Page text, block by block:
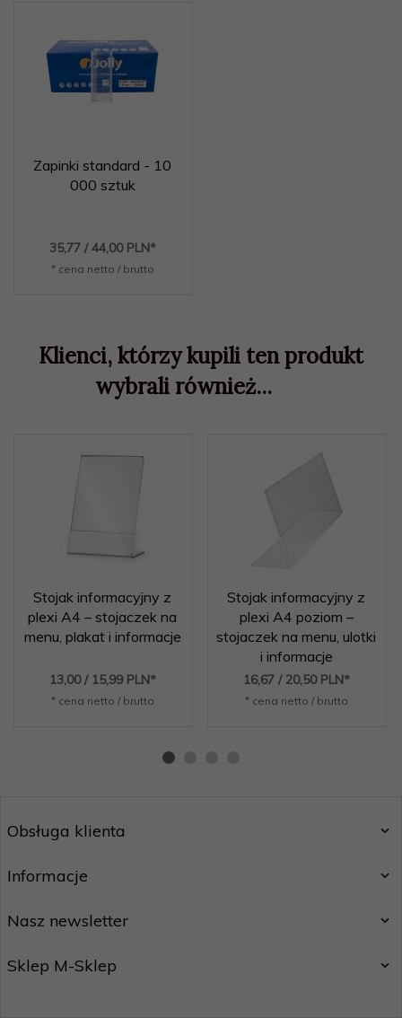
Zapinki standard - 10
000 sztuk
35,77 / 44,00 PLN*
* cena netto / brutto
Klienci, którzy kupili ten produkt
wybrali również...
Stojak informacyjny z
plexi A4 – stojaczek na
menu, plakat i informacje
13,00 / 15,99 PLN*
* cena netto / brutto
Stojak informacyjny z
plexi A4 poziom –
stojaczek na menu, ulotki
i informacje
16,67 / 20,50 PLN*
* cena netto / brutto
Obsługa klienta
Informacje
Nasz newsletter
Sklep M-Sklep